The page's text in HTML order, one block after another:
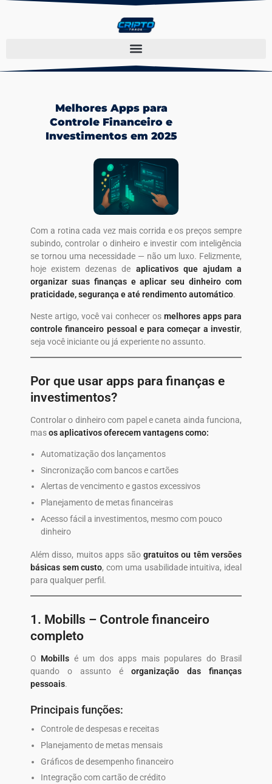
Melhores Apps para
Controle Financeiro e
Investimentos em 2025
Com a rotina cada vez mais corrida e os preços sempre
subindo, controlar o dinheiro e investir com inteligência
se tornou uma necessidade — não um luxo. Felizmente,
hoje existem dezenas de aplicativos que ajudam a
organizar suas finanças e aplicar seu dinheiro com
praticidade, segurança e até rendimento automático.
Neste artigo, você vai conhecer os melhores apps para
controle financeiro pessoal e para começar a investir,
seja você iniciante ou já experiente no assunto.
Por que usar apps para finanças e
investimentos?
Controlar o dinheiro com papel e caneta ainda funciona,
masos aplicativos oferecem vantagens como:
Automatização dos lançamentos
Sincronização com bancos e cartões
Alertas de vencimento e gastos excessivos
Planejamento de metas financeiras
Acesso fácil a investimentos, mesmo com pouco
dinheiro
Além disso, muitos apps são gratuitos ou têm versões
básicas sem custo, com uma usabilidade intuitiva, ideal
para qualquer perfil.
1. Mobills – Controle financeiro
completo
O Mobills é um dos apps mais populares do Brasil
quando o assunto é organização das finanças
pessoais.
Principais funções:
Controle de despesas e receitas
Planejamento de metas mensais
Gráficos de desempenho financeiro
Integração com cartão de crédito